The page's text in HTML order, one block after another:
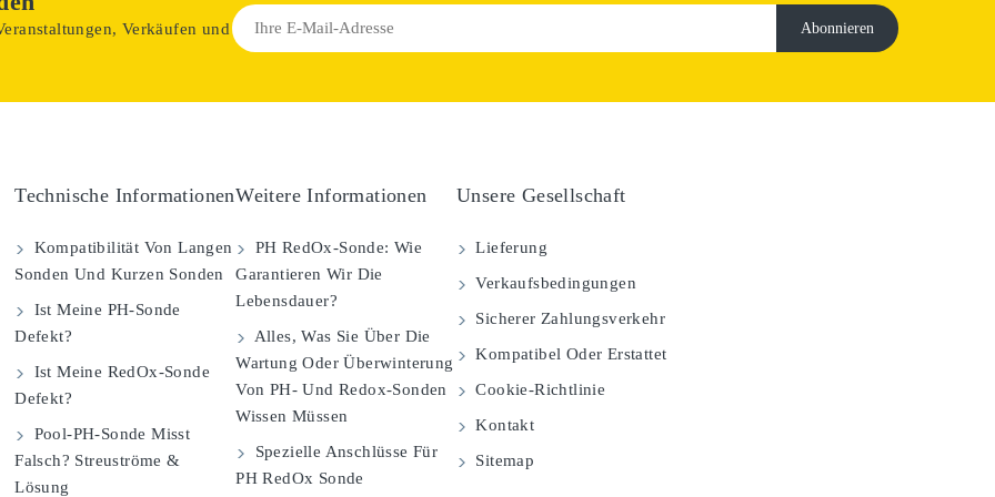
Verkäufen und
Technische Informationen
Kompatibilität Von Langen
Sonden Und Kurzen Sonden
Ist Meine PH-Sonde
Defekt?
Ist Meine RedOx-Sonde
Defekt?
Pool-PH-Sonde Misst
Falsch? Streuströme &
Lösung
Weitere Informationen
PH RedOx-Sonde: Wie
Garantieren Wir Die
Lebensdauer?
Alles, Was Sie Über Die
Wartung Oder Überwinterung
Von PH- Und Redox-Sonden
Wissen Müssen
Spezielle Anschlüsse Für
PH RedOx Sonde
Unsere Gesellschaft
Lieferung
Verkaufsbedingungen
Sicherer Zahlungsverkehr
Kompatibel Oder Erstattet
Cookie-Richtlinie
Kontakt
Sitemap